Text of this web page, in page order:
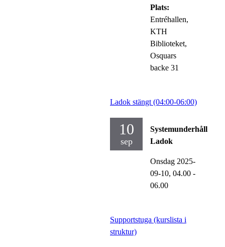
Plats:
Entréhallen,
KTH
Biblioteket,
Osquars
backe 31
Ladok stängt (04:00-06:00)
10
sep
Systemunderhåll
Ladok
Onsdag 2025-
09-10, 04.00 -
06.00
Supportstuga (kurslista i
struktur)